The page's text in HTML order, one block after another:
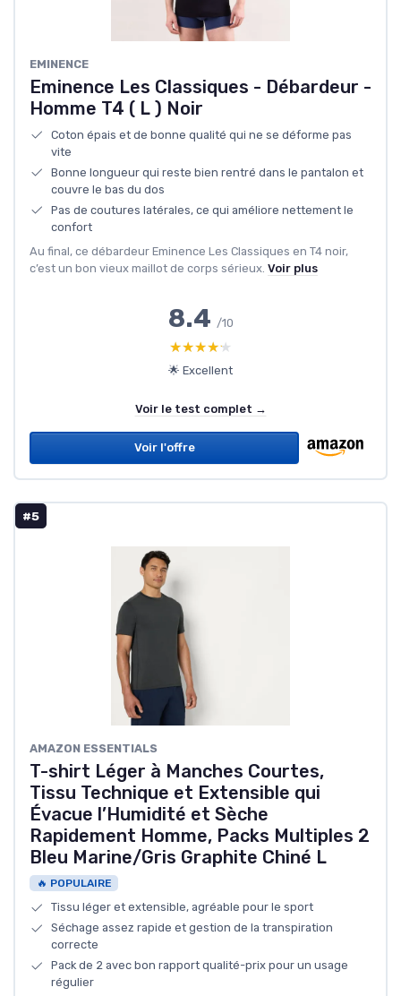
EMINENCE
Eminence Les Classiques - Débardeur -
Homme T4 ( L ) Noir
Coton épais et de bonne qualité qui ne se déforme pas
vite
Bonne longueur qui reste bien rentré dans le pantalon et
couvre le bas du dos
Pas de coutures latérales, ce qui améliore nettement le
confort
Au final, ce débardeur Eminence Les Classiques en T4 noir,
c’est un bon vieux maillot de corps sérieux. Voir plus
8.4 /10
★★★★★
★★★★★
🌟 Excellent
Voir le test complet →
Voir l'offre
#5
AMAZON ESSENTIALS
T-shirt Léger à Manches Courtes,
Tissu Technique et Extensible qui
Évacue l’Humidité et Sèche
Rapidement Homme, Packs Multiples 2
Bleu Marine/Gris Graphite Chiné L
🔥 POPULAIRE
Tissu léger et extensible, agréable pour le sport
Séchage assez rapide et gestion de la transpiration
correcte
Pack de 2 avec bon rapport qualité-prix pour un usage
régulier